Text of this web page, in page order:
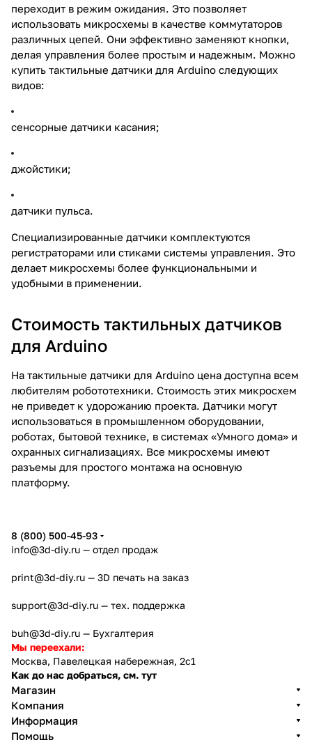
переходит в режим ожидания. Это позволяет
использовать микросхемы в качестве коммутаторов
различных цепей. Они эффективно заменяют кнопки,
делая управления более простым и надежным. Можно
купить тактильные датчики для Arduino следующих
видов:
сенсорные датчики касания;
джойстики;
датчики пульса.
Специализированные датчики комплектуются
регистраторами или стиками системы управления. Это
делает микросхемы более функциональными и
удобными в применении.
Стоимость тактильных датчиков
для Arduino
На тактильные датчики для Arduino цена доступна всем
любителям робототехники. Стоимость этих микросхем
не приведет к удорожанию проекта. Датчики могут
использоваться в промышленном оборудовании,
роботах, бытовой технике, в системах «Умного дома» и
охранных сигнализациях. Все микросхемы имеют
разъемы для простого монтажа на основную
платформу.
8 (800) 500-45-93
info@3d-diy.ru — отдел продаж
print@3d-diy.ru — 3D печать на заказ
support@3d-diy.ru — тех. поддержка
buh@3d-diy.ru — Бухгалтерия
Мы переехали:
Москва, Павелецкая набережная, 2с1
Как до нас добраться, см. тут
Магазин
Компания
Информация
Помощь